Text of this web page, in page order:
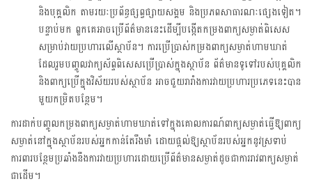
និងបុគ្គលិក តាមរយៈប្រព័ន្ធផ្សព្វផ្សាយសង្គម និងប្រភពសាធារណៈផ្សេងទៀត។
បន្ទាប់មក ពួកគេអាចប្រើព័ត៌មាននេះដើម្បីបង្កើតកម្រងពាក្យសម្ងាត់ពិសេស
សម្រាប់វាយប្រហារលើស្ថាប័ន។ ការប្រើប្រាស់កម្រងពាក្យសម្ងាត់ហាមឃាត់
ដែលរួមបញ្ចូលវាក្យស័ព្ទពិសេសប្រើប្រាស់ក្នុងស្ថាប័ន ព័ត៌មានទូទៅរបស់បុគ្គលិក
និងពាក្យប្រើក្នុងវិស័យរបស់ស្ថាប័ន អាចជួយរារាំងការវាយប្រហារប្រភេទនេះបាន
មួយកម្រិតបន្ថែម។
ការដាក់បញ្ចូលកម្រងពាក្យសម្ងាត់ហាមឃាត់ទៅក្នុងគោលការណ៍ពាក្យសម្ងាត់ធ្វើឱ្យពាក្យ
សម្ងាត់នៅក្នុងស្ថាប័នរបស់អ្នកកាន់តែរឹងមាំ ដោយផ្តល់ឱ្យស្ថាប័នរបស់អ្នកនូវស្រទាប់
ការពារបន្ថែមប្រឆាំងនឹងការវាយប្រហារដោយប្រើព័ត៌មានសម្ងាត់ដូចជាការរាវពាក្យសម្ងាត់
ជាដើម។